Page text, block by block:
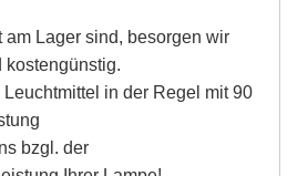
am Lager sind, besorgen wir
kostengünstig.
in der Regel mit 90
bzgl. der